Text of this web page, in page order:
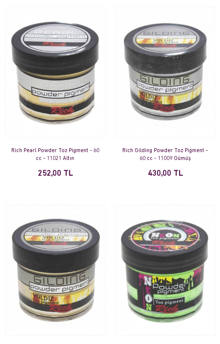
Rich Pearl Powder Toz Pigment - 60
cc - 11021 Altın
252,00 TL
Rich Gilding Powder Toz Pigment -
60 cc - 11009 Gümüş
430,00 TL